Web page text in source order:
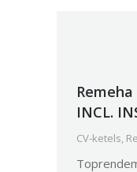
INCL.
CV-ketels,